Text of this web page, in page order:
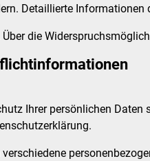
Detaillierte
die
Ihrer persönlichen